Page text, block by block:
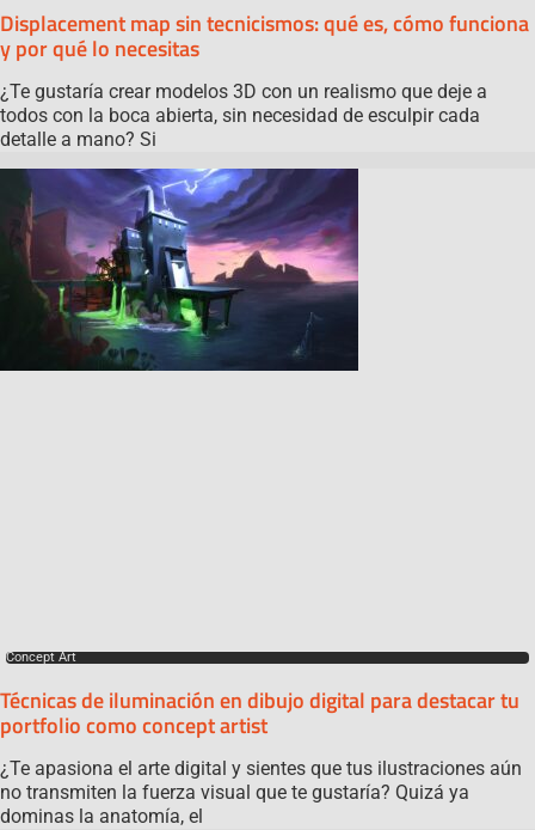
Displacement map sin tecnicismos: qué es, cómo funciona
y por qué lo necesitas
¿Te gustaría crear modelos 3D con un realismo que deje a
todos con la boca abierta, sin necesidad de esculpir cada
detalle a mano? Si
Concept Art
Técnicas de iluminación en dibujo digital para destacar tu
portfolio como concept artist
¿Te apasiona el arte digital y sientes que tus ilustraciones aún
no transmiten la fuerza visual que te gustaría? Quizá ya
dominas la anatomía, el